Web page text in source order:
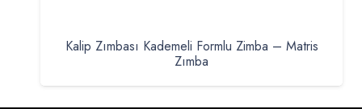
Kalip Zımbası Kademeli Formlu Zimba – Matris
Zımba